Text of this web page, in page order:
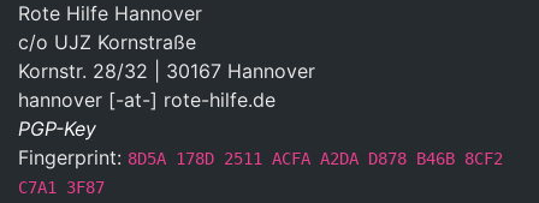
Rote Hilfe Hannover
c/o UJZ Kornstraße
Kornstr. 28/32 | 30167 Hannover
hannover [-at-] rote-hilfe.de
PGP-Key
Fingerprint: 8D5A 178D 2511 ACFA A2DA D878 B46B 8CF2
C7A1 3F87